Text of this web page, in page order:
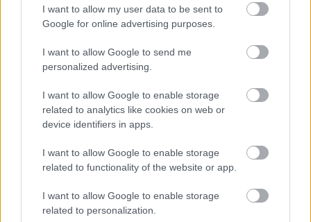
I want to allow my user data to be sent to
Google for online advertising purposes.
I want to allow Google to send me
personalized advertising.
I want to allow Google to enable storage
related to analytics like cookies on web or
device identifiers in apps.
I want to allow Google to enable storage
related to functionality of the website or app.
I want to allow Google to enable storage
related to personalization.
Takýto výhľad nič nenahradí. Stôl bez nožičiek zvyšuje pohodlie, je